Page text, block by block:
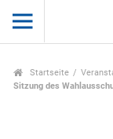
Startseite
Sitzung des